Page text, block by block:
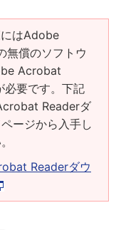
はAdobe
無償のソフトウ
Acrobat
必要です。下記
Readerダ
ージから入手し
Readerダウ